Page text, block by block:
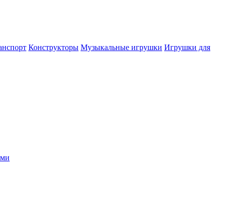
Конструкторы Музыкальные игрушки Игрушки для